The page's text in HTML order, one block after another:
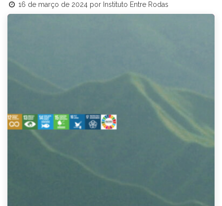
16 de março de 2024 por Instituto Entre Rodas